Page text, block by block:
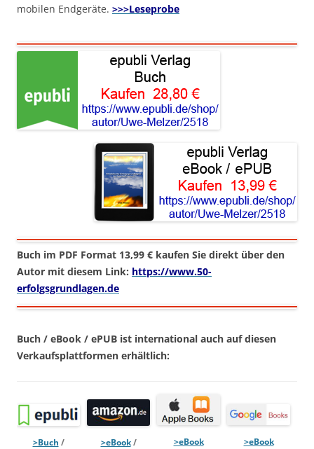
mobilen Endgeräte. >>>Leseprobe
Buch im PDF Format 13,99 € kaufen Sie direkt über den
Autor mit diesem Link: https://www.50-
erfolgsgrundlagen.de
Buch / eBook / ePUB ist international auch auf diesen
Verkaufsplattformen erhältlich:
>Buch / >eBook/ >eBook >eBook